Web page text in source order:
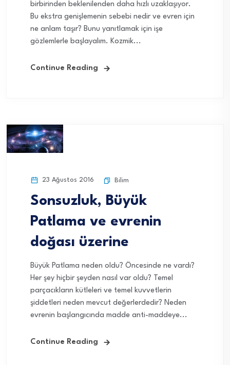
birbirinden beklenilenden daha hızlı uzaklaşıyor.
Bu ekstra genişlemenin sebebi nedir ve evren için
ne anlam taşır? Bunu yanıtlamak için işe
gözlemlerle başlayalım. Kozmik...
Continue Reading
23 Ağustos 2016 Bilim
Sonsuzluk, Büyük
Patlama ve evrenin
doğası üzerine
Büyük Patlama neden oldu? Öncesinde ne vardı?
Her şey hiçbir şeyden nasıl var oldu? Temel
parçacıkların kütleleri ve temel kuvvetlerin
şiddetleri neden mevcut değerlerdedir? Neden
evrenin başlangıcında madde anti-maddeye...
Continue Reading